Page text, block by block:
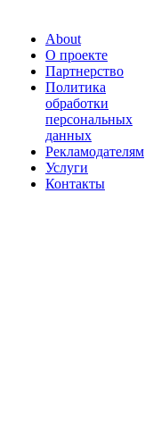
About
О проекте
Партнерство
Политика
обработки
персональных
данных
Рекламодателям
Услуги
Контакты